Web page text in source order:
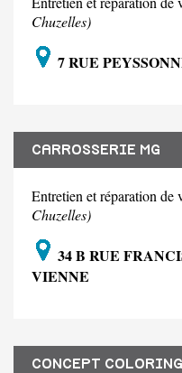
Chuzelles)
7 RUE
CARROSSERIE MG
Entretien et réparation
Chuzelles)
34 B RUE
VIENNE
CONCEPT COLORING